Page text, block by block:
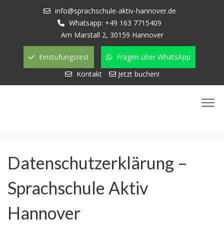
info@sprachschule-aktiv-hannover.de
Whatsapp: +49 163 7715409
Am Marstall 2, 30159 Hannover
Einstufungstest
Fragen über WhatsApp
Kontakt
Jetzt buchen!
Datenschutzerklärung –
Sprachschule Aktiv
Hannover